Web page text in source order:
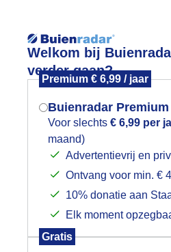
Welkom bij
verder gaan?
Premium € 6,99 / jaar
Buienradar Premium
Voor slechts € 6,99 per
maand)
Advertentievrij en
Ontvang voor min. €
10% donatie aan
Elk moment
Gratis
Foto en video
Mogen we je locatie
het
Indien je hier nog geen
gegeven, verschijnt er